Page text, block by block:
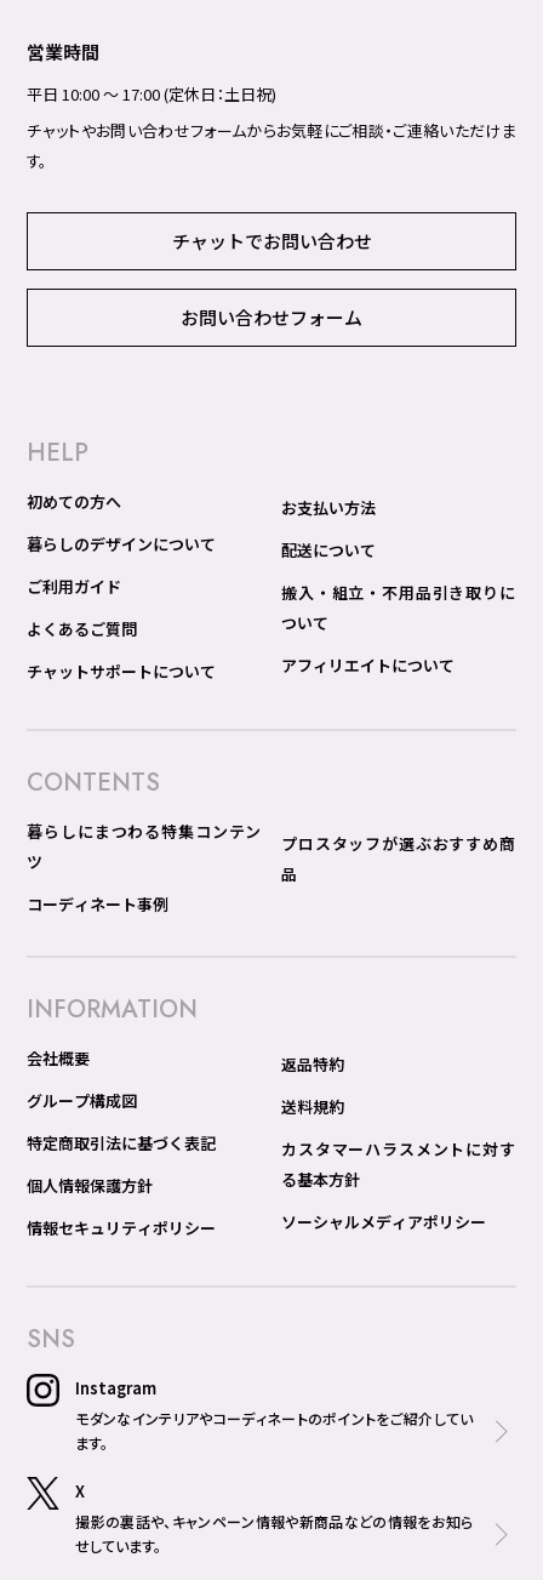
営業時間
平日 10:00 ～ 17:00 (定休日：土日祝)
チャットやお問い合わせフォームからお気軽にご相談・ご連絡いただけま
す。
チャットでお問い合わせ
お問い合わせフォーム
HELP
初めての方へ
暮らしのデザインについて
ご利用ガイド
よくあるご質問
チャットサポートについて
お支払い方法
配送について
搬入・組立・不用品引き取りに
ついて
アフィリエイトについて
CONTENTS
暮らしにまつわる特集コンテン
ツ
コーディネート事例
プロスタッフが選ぶおすすめ商
品
INFORMATION
会社概要
グループ構成図
特定商取引法に基づく表記
個人情報保護方針
情報セキュリティポリシー
返品特約
送料規約
カスタマーハラスメントに対す
る基本方針
ソーシャルメディアポリシー
SNS
Instagram
モダンなインテリアやコーディネートのポイントをご紹介してい
ます。
X
撮影の裏話や、キャンペーン情報や新商品などの情報をお知ら
せしています。